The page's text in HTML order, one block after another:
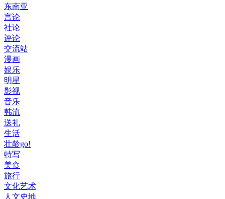
东南亚
言论
社论
评论
交流站
漫画
娱乐
明星
影视
音乐
韩流
送礼
生活
壮龄go!
特写
美食
旅行
文化艺术
人文史地